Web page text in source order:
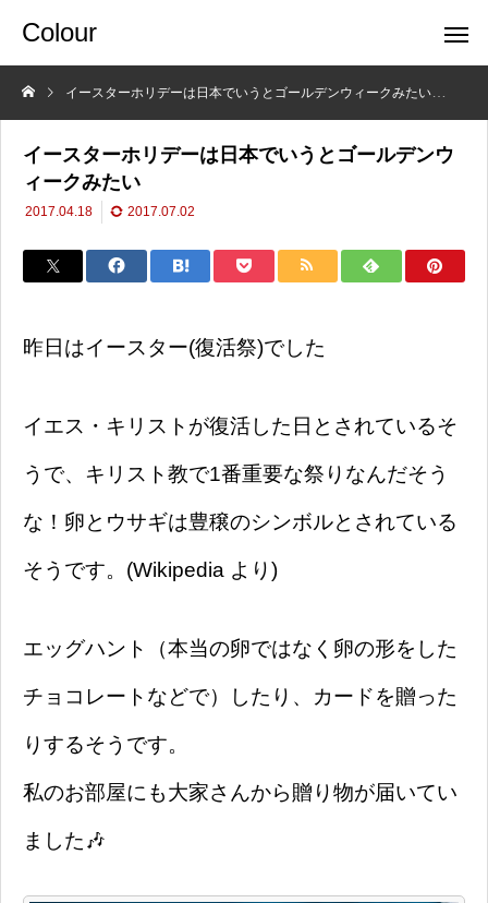
Colour
イースターホリデーは日本でいうとゴールデンウィークみたい
イースターホリデーは日本でいうとゴールデンウ
ィークみたい
2017.04.18 2017.07.02
昨日はイースター(復活祭)でした
イエス・キリストが復活した日とされているそ
うで、キリスト教で1番重要な祭りなんだそう
な！卵とウサギは豊穣のシンボルとされている
そうです。(Wikipedia より)
エッグハント（本当の卵ではなく卵の形をした
チョコレートなどで）したり、カードを贈った
りするそうです。
私のお部屋にも大家さんから贈り物が届いてい
ました🎶